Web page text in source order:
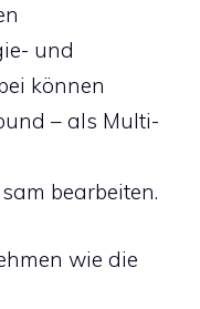
und
können
– als Multi-
bearbeiten.
wie die